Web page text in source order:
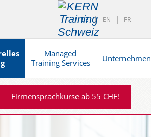
DE EN FR
Managed
Training Services
Unternehmen
Firmensprachkurse ab 55 CHF!